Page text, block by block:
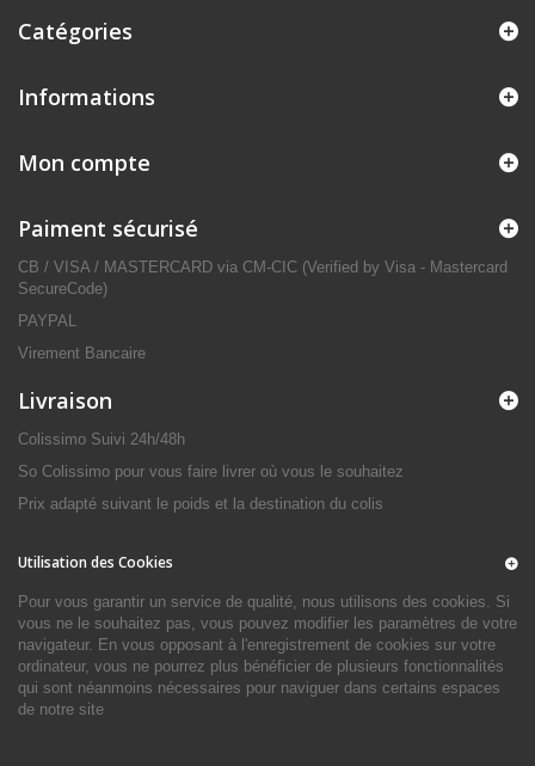
Catégories
Informations
Mon compte
Paiment sécurisé
CB / VISA / MASTERCARD via CM-CIC (Verified by Visa - Mastercard
SecureCode)
PAYPAL
Virement Bancaire
Livraison
Colissimo Suivi 24h/48h
So Colissimo pour vous faire livrer où vous le souhaitez
Prix adapté suivant le poids et la destination du colis
Utilisation des Cookies
Pour vous garantir un service de qualité, nous utilisons des cookies. Si
vous ne le souhaitez pas, vous pouvez modifier les paramètres de votre
navigateur. En vous opposant à l'enregistrement de cookies sur votre
ordinateur, vous ne pourrez plus bénéficier de plusieurs fonctionnalités
qui sont néanmoins nécessaires pour naviguer dans certains espaces
de notre site